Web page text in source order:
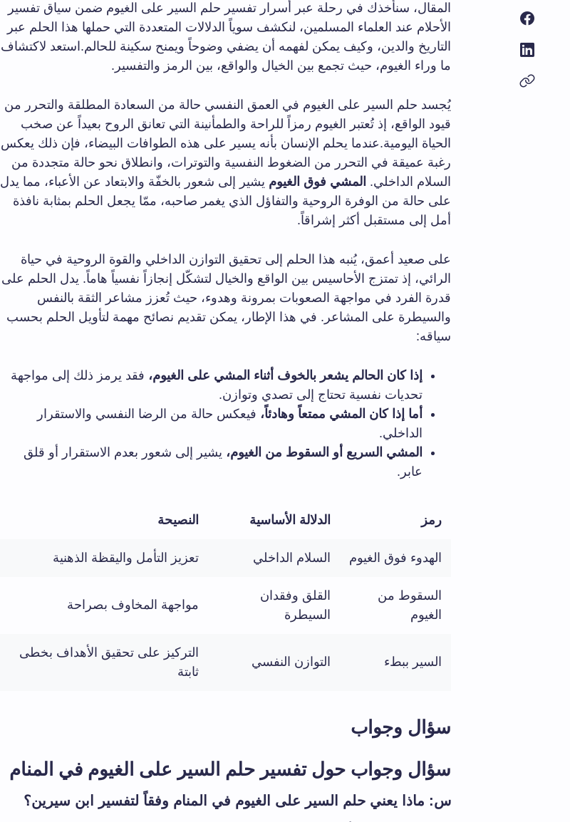
المقال، سنأخذك في رحلة عبر أسرار تفسير حلم السير على الغيوم ضمن سياق تفسير
الأحلام عند العلماء المسلمين، لنكشف سوياً الدلالات المتعددة التي حملها هذا الحلم عبر
التاريخ والدين، وكيف يمكن لفهمه أن يضفي وضوحاً ويمنح سكينة للحالم.استعد لاكتشاف
ما وراء الغيوم، حيث تجمع بين الخيال والواقع، بين الرمز والتفسير.
يُجسد حلم السير على الغيوم في العمق النفسي حالة من السعادة المطلقة والتحرر من
قيود الواقع، إذ تُعتبر الغيوم رمزاً للراحة والطمأنينة التي تعانق الروح بعيداً عن صخب
الحياة اليومية.عندما يحلم الإنسان بأنه يسير على هذه الطوافات البيضاء، فإن ذلك يعكس
رغبة عميقة في التحرر من الضغوط النفسية والتوترات، وانطلاق نحو حالة متجددة من
السلام الداخلي. المشي فوق الغيوم يشير إلى شعور بالخفّة والابتعاد عن الأعباء، مما يدل
على حالة من الوفرة الروحية والتفاؤل الذي يغمر صاحبه، ممّا يجعل الحلم بمثابة نافذة
أمل إلى مستقبل أكثر إشراقاً.
على صعيد أعمق، يُنبه هذا الحلم إلى تحقيق التوازن الداخلي والقوة الروحية في حياة
الرائي، إذ تمتزج الأحاسيس بين الواقع والخيال لتشكّل إنجازاً نفسياً هاماً. يدل الحلم على
قدرة الفرد في مواجهة الصعوبات بمرونة وهدوء، حيث تُعزز مشاعر الثقة بالنفس
والسيطرة على المشاعر. في هذا الإطار، يمكن تقديم نصائح مهمة لتأويل الحلم بحسب
سياقه:
إذا كان الحالم يشعر بالخوف أثناء المشي على الغيوم، فقد يرمز ذلك إلى مواجهة
تحديات نفسية تحتاج إلى تصدي وتوازن.
أما إذا كان المشي ممتعاً وهادئاً، فيعكس حالة من الرضا النفسي والاستقرار
الداخلي.
المشي السريع أو السقوط من الغيوم، يشير إلى شعور بعدم الاستقرار أو قلق
عابر.
رمز الدلالة الأساسية النصيحة
الهدوء فوق الغيوم السلام الداخلي تعزيز التأمل واليقظة الذهنية
السقوط من
الغيوم
القلق وفقدان
السيطرة
مواجهة المخاوف بصراحة
السير ببطء التوازن النفسي
التركيز على تحقيق الأهداف بخطى
ثابتة
سؤال وجواب
سؤال وجواب حول تفسير حلم السير على الغيوم في المنام
س: ماذا يعني حلم السير على الغيوم في المنام وفقاً لتفسير ابن سيرين؟